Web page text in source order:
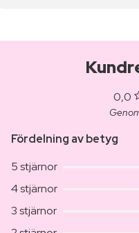
0,0
Fördelning av betyg
5 stjärnor
4 stjärnor
3 stjärnor